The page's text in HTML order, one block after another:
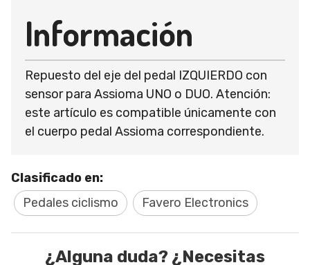
Información
Repuesto del eje del pedal IZQUIERDO con
sensor para Assioma UNO o DUO. Atención:
este artículo es compatible únicamente con
el cuerpo pedal Assioma correspondiente.
Clasificado en:
Pedales ciclismo
Favero Electronics
¿Alguna duda? ¿Necesitas